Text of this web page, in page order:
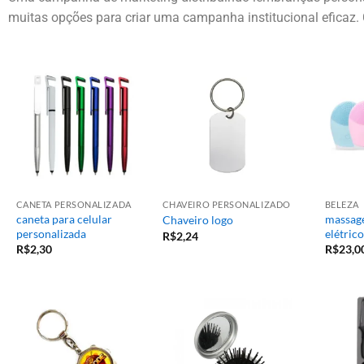
muitas opções para criar uma campanha institucional eficaz.
CANETA PERSONALIZADA
caneta para celular
personalizada
R$2,30
CHAVEIRO PERSONALIZADO
Chaveiro logo
R$2,24
BELEZA
elétrico
R$